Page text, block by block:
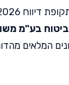
דיווח 04/2026
בע"מ
המלאים